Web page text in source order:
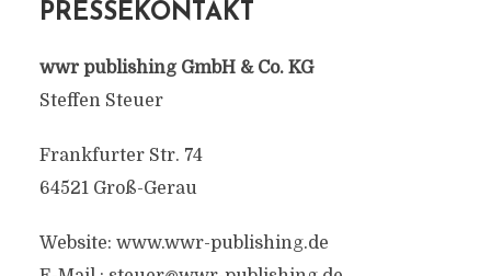
PRESSEKONTAKT
wwr publishing GmbH & Co. KG
Steffen Steuer
Frankfurter Str. 74
64521 Groß-Gerau
Website: www.wwr-publishing.de